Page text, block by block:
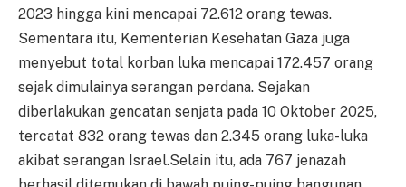
2023 hingga kini mencapai 72.612 orang tewas.
Sementara itu, Kementerian Kesehatan Gaza juga
menyebut total korban luka mencapai 172.457 orang
sejak dimulainya serangan perdana. Sejakan
diberlakukan gencatan senjata pada 10 Oktober 2025,
tercatat 832 orang tewas dan 2.345 orang luka-luka
akibat serangan Israel.Selain itu, ada 767 jenazah